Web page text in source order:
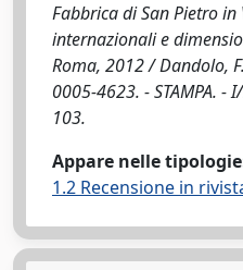
Fabbrica di San Pietro
internazionali e
Roma, 2012 / Dandolo,
0005-4623. - STAMPA. -
103.
Appare nelle
1.2 Recensione in